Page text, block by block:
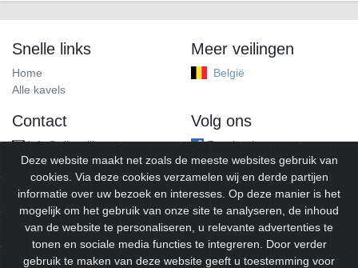
Snelle links
Home
Alle kavels
Meer veilingen
België
Contact
info@alleveilingen.net
Volg ons
Facebook
© 2026Alleveilingen.Alle rechten voorbehouden.
Deze website maakt net zoals de meeste websites gebruik van
cookies. Via deze cookies verzamelen wij en derde partijen
informatie over uw bezoek en interesses. Op deze manier is het
mogelijk om het gebruik van onze site te analyseren, de inhoud
van de website te personaliseren, u relevante advertenties te
tonen en sociale media functies te integreren. Door verder
gebruik te maken van deze website geeft u toestemming voor